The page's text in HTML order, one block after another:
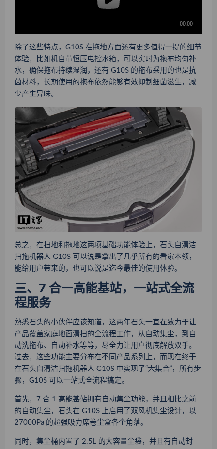
除了这些特点，G10S 在拖地方面还有更多值得一提的细节
体验，比如机自带恒压电控水箱，可以实时为拖布均匀补
水，确保拖布持续湿润， 还有 G10S 的拖布采用的也是抗
菌材料，长期使用的拖布依然能够有效抑制细菌滋生，减
少产生异味。
总之，在扫地和拖地这两项基础功能体验上，石头自清洁
扫拖机器人 G10S 可以说是拿出了几乎所有的看家本领，
能给用户带来的，也可以说是迄今最佳的使用体验。
三、7 合一高能基站，一站式全流
程服务
熟悉石头的小伙伴应该知道，这两年石头一直在致力于让
产品覆盖家庭地面清扫的全流程工作，从自动集尘，到自
动洗拖布、自动补水等等，尽全力让用户彻底解放双手。
过去，这些功能主要分布在不同产品系列上，而现在终于
在石头自清洁扫拖机器人 G10S 中实现了“大集合”，所有步
骤，G10S 可以一站式全流程搞定。
首先，7 合 1 高能基站拥有自动集尘功能，并且相比之前
的自动集尘，石头在 G10S 上启用了双风机集尘设计，以
27000Pa 的超强吸力席卷尘盒各个角落。
同时，集尘桶内置了 2.5L 的大容量尘袋，并且有自动封